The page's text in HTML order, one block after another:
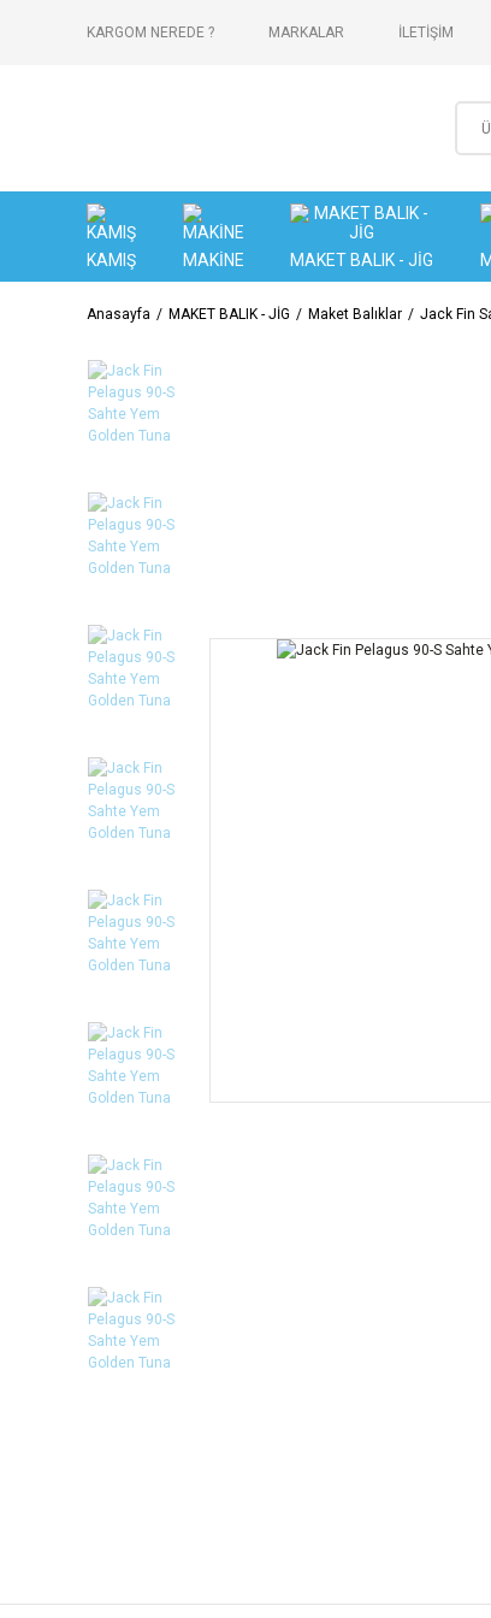
KARGOM NEREDE ? MARKALAR İLETİŞİM
KAMIŞ MAKİNE MAKET BALIK - JİG
Anasayfa MAKET BALIK - JİG Maket Balıklar Jack Fin